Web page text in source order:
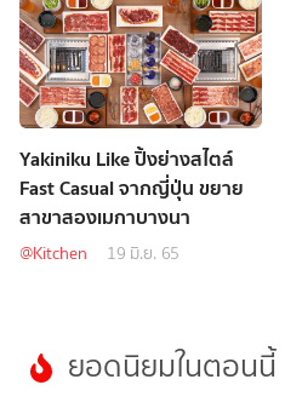
Yakiniku Like ปิ้งย่างสไตล์
Fast Casual จากญี่ปุ่น ขยาย
สาขาสองเมกาบางนา
@Kitchen 19 มิ.ย. 65
ยอดนิยมในตอนนี้